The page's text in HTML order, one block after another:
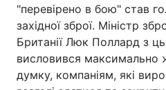
"перевірено в бою" став
західної зброї. Міністр
Британії Люк Поллард з
висловився максимально
думку, компаніям, які